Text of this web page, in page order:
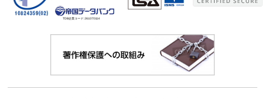
TDB企業コード:261070114